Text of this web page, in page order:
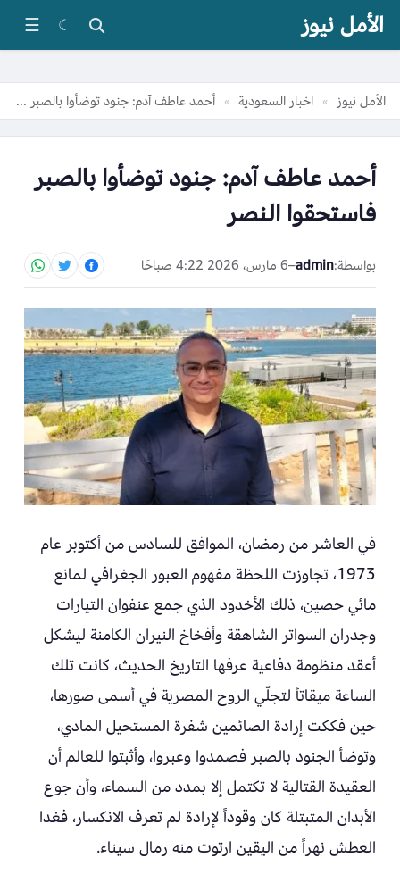
الأمل نيوز ☾
☰
الأمل نيوز » اخبار السعودية » أحمد عاطف آدم: جنود توضأوا بالصبر فاستحقوا النصر
أحمد عاطف آدم: جنود توضأوا بالصبر
فاستحقوا النصر
بواسطة:admin
–6 مارس، 2026 4:22 صباحًا
في العاشر من رمضان، الموافق للسادس من أكتوبر عام
1973، تجاوزت اللحظة مفهوم العبور الجغرافي لمانع
مائي حصين، ذلك الأخدود الذي جمع عنفوان التيارات
وجدران السواتر الشاهقة وأفخاخ النيران الكامنة ليشكل
أعقد منظومة دفاعية عرفها التاريخ الحديث، كانت تلك
الساعة ميقاتاً لتجلّي الروح المصرية في أسمى صورها،
حين فككت إرادة الصائمين شفرة المستحيل المادي،
وتوضأ الجنود بالصبر فصمدوا وعبروا، وأثبتوا للعالم أن
العقيدة القتالية لا تكتمل إلا بمدد من السماء، وأن جوع
الأبدان المتبتلة كان وقوداً لإرادة لم تعرف الانكسار، فغدا
العطش نهراً من اليقين ارتوت منه رمال سيناء.